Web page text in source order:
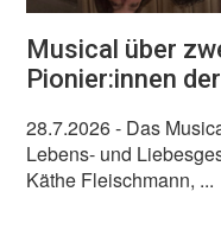
Musical über
Pionier:innen
28.7.2026- Das
Lebens- und
Käthe Fleischmann, ...